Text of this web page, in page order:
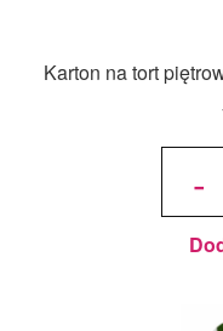
Karton na tort
-
ilość
cmszt.